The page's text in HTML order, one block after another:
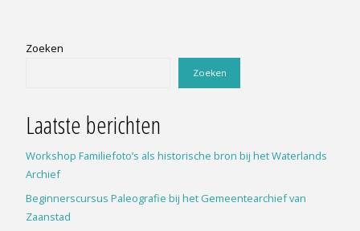
Zoeken
Zoeken
Laatste berichten
Workshop Familiefoto’s als historische bron bij het Waterlands
Archief
Beginnerscursus Paleografie bij het Gemeentearchief van
Zaanstad